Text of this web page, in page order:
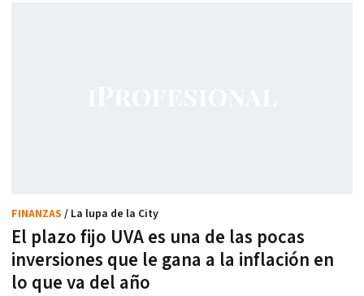
El plazo fijo UVA es una de las pocas
inversiones que le gana a la inflación en
lo que va del año
FINANZAS / La lupa de la City